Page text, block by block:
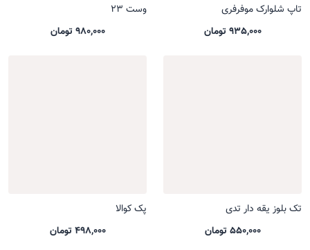
تاپ شلوارک موفرفری
935,000 تومان
وست 23
980,000 تومان
تک بلوز یقه دار تدی
550,000 تومان
پک کوالا
498,000 تومان